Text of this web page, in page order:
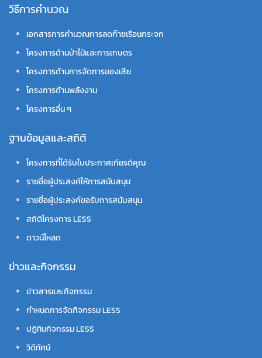
วิธีการคำนวณ
เอกสารการคำนวณการลดก๊าซเรือนกระจก
โครงการด้านป่าไม้และการเกษตร
โครงการด้านการจัดการของเสีย
โครงการด้านพลังงาน
โครงการอื่น ๆ
ฐานข้อมูลและสถิติ
โครงการที่ได้รับใบประกาศเกียรติคุณ
รายชื่อผู้ประสงค์ให้การสนับสนุน
รายชื่อผู้ประสงค์ขอรับการสนับสนุน
สถิติโครงการ LESS
ดาวน์โหลด
ข่าวและกิจกรรม
ข่าวสารและกิจกรรม
กำหนดการจัดกิจกรรม LESS
ปฏิทินกิจกรรม LESS
วิดีทัศน์